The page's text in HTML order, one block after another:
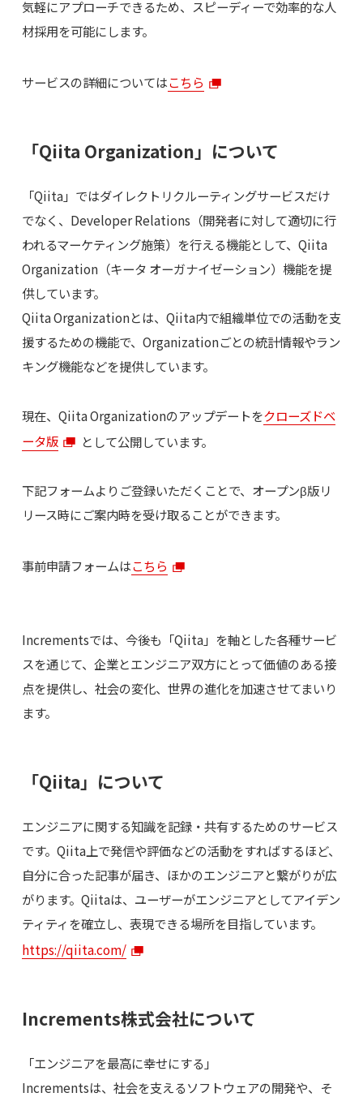
気軽にアプローチできるため、スピーディーで効率的な人
材採用を可能にします。
サービスの詳細についてはこちら
「Qiita Organization」について
「Qiita」ではダイレクトリクルーティングサービスだけ
でなく、Developer Relations（開発者に対して適切に行
われるマーケティング施策）を行える機能として、Qiita
Organization（キータ オーガナイゼーション）機能を提
供しています。
Qiita Organizationとは、Qiita内で組織単位での活動を支
援するための機能で、Organizationごとの統計情報やラン
キング機能などを提供しています。
現在、Qiita Organizationのアップデートをクローズドベ
ータ版
として公開しています。
下記フォームよりご登録いただくことで、オープンβ版リ
リース時にご案内時を受け取ることができます。
事前申請フォームはこちら
Incrementsでは、今後も「Qiita」を軸とした各種サービ
スを通じて、企業とエンジニア双方にとって価値のある接
点を提供し、社会の変化、世界の進化を加速させてまいり
ます。
「Qiita」について
エンジニアに関する知識を記録・共有するためのサービス
です。Qiita上で発信や評価などの活動をすればするほど、
自分に合った記事が届き、ほかのエンジニアと繋がりが広
がります。Qiitaは、ユーザーがエンジニアとしてアイデン
ティティを確立し、表現できる場所を目指しています。
https://qiita.com/
Increments株式会社について
「エンジニアを最高に幸せにする」
Incrementsは、社会を支えるソフトウェアの開発や、そ